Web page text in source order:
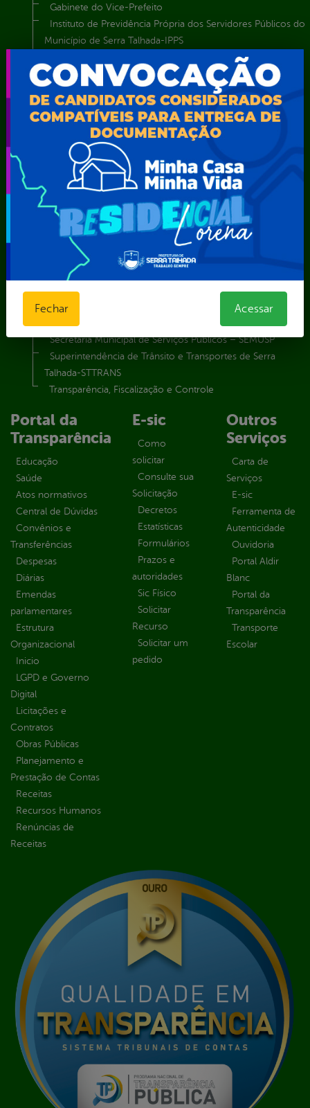
Gabinete do Vice-Prefeito
Instituto de Previdência Própria dos Servidores Públicos do
Município de Serra Talhada-IPPS
Procuradoria Geral do Município
Secretaria de Comunicação Social e Audiovisual
Secretaria de Desenvolvimento Econômico e Turismo
Secretaria de Iluminação Pública e Energia Elétrica
Secretaria Municipal da Mulher – SEMU
Secretaria Municipal de Administração – SAD
Secretaria Municipal de Agricultura e Recursos Hídricos –
SEMARH / Secretaria de Agricultura Familiar – SEMAF
Secretaria Municipal de Educação – SEST
Secretaria Municipal de Esporte e Lazer – SEMEL
Secretaria Municipal de Finanças – SECFIN
Secretaria Municipal de Governo – SEGOV
Secretaria Municipal de Meio Ambiente – SEMA
Secretaria Municipal de Planejamento e Gestão – SEPLAG
Secretaria Municipal de Relações Institucionais – SEMRI
Secretaria Municipal de Saúde – SMS
Secretaria Municipal de Serviços Públicos – SEMUSP
Superintendência de Trânsito e Transportes de Serra
Talhada-STTRANS
Transparência, Fiscalização e Controle
Portal da
Transparência
Educação
Saúde
Atos normativos
Central de Dúvidas
Convênios e
Transferências
Despesas
Diárias
Emendas
parlamentares
Estrutura
Organizacional
Inicio
LGPD e Governo
Digital
Licitações e
Contratos
Obras Públicas
Planejamento e
Prestação de Contas
Receitas
Recursos Humanos
Renúncias de
Receitas
E-sic
Como
solicitar
Consulte sua
Solicitação
Decretos
Estatísticas
Formulários
Prazos e
autoridades
Sic Físico
Solicitar
Recurso
Solicitar um
pedido
Outros
Serviços
Carta de
Serviços
E-sic
Ferramenta de
Autenticidade
Ouvidoria
Portal Aldir
Blanc
Portal da
Transparência
Transporte
Escolar
Fechar Acessar